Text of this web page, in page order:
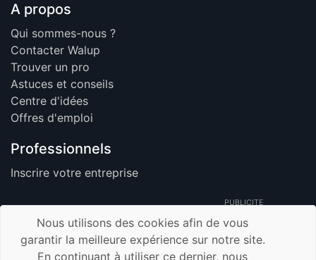
A propos
Qui sommes-nous ?
Contacter Walup
Trouver un pro
Astuces et conseils
Centre d'idées
Offres d'emploi
Professionnels
Inscrire votre entreprise
PUBLICITE
Nous utilisons des cookies afin de vous
garantir la meilleure expérience sur notre site.
En continuant à utiliser ce dernier, nous